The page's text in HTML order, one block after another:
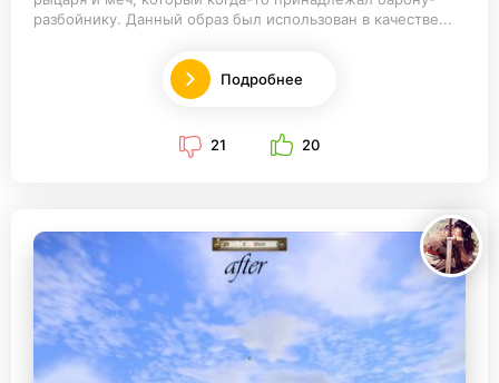
разбойнику. Данный образ был использован в качестве...
Подробнее
21 20